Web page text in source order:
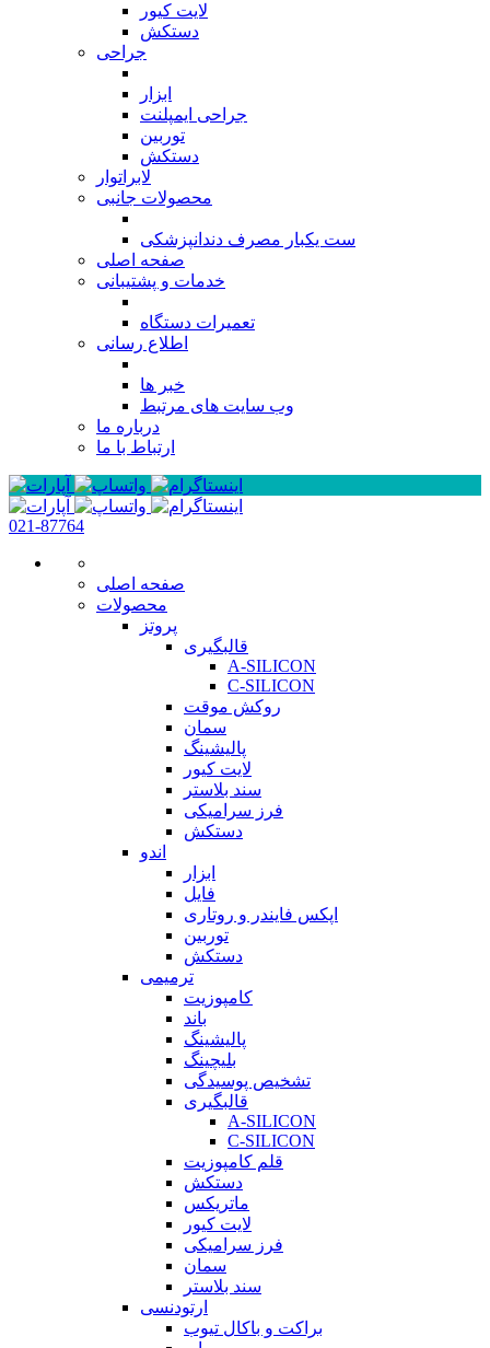
لایت کیور
دستکش
جراحی
ابزار
جراحی ایمپلنت
توربین
دستکش
لابراتوار
محصولات جانبی
ست یکبار مصرف دندانپزشکی
صفحه اصلی
خدمات و پشتیبانی
تعمیرات دستگاه
اطلاع رسانی
خبر ها
وب سایت های مرتبط
درباره ما
ارتباط با ما
021-87764
صفحه اصلی
محصولات
پروتز
قالبگیری
A-SILICON
C-SILICON
روکش موقت
سمان
پالیشینگ
لایت کیور
سند بلاستر
فرز سرامیکی
دستکش
اندو
ابزار
فایل
اپکس فایندر و روتاری
توربین
دستکش
ترمیمی
کامپوزیت
باند
پالیشینگ
بلیچینگ
تشخیص پوسیدگی
قالبگیری
A-SILICON
C-SILICON
قلم کامپوزیت
دستکش
ماتریکس
لایت کیور
فرز سرامیکی
سمان
سند بلاستر
ارتودنسی
براکت و باکال تیوب